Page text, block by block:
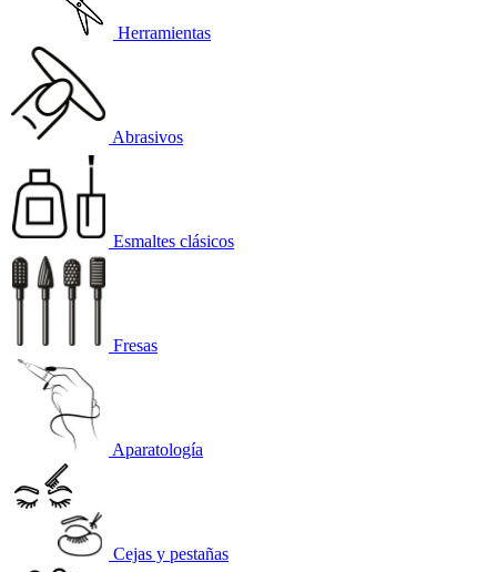
Herramientas
Abrasivos
Esmaltes clásicos
Fresas
Aparatología
Cejas y pestañas